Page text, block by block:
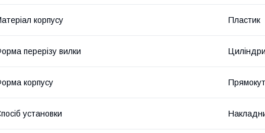
корпусу Пластик
перерізу вилки
корпусу
установки